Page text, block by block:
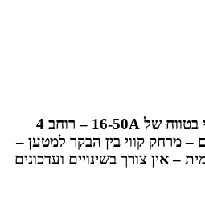
מתאים למפסק ראשי ביתי בטווח של 16-50A – רוחב 4
כלולים – מרחק קווי בין הבקר למטען –
– אין צורך בשינויים ועדכונים